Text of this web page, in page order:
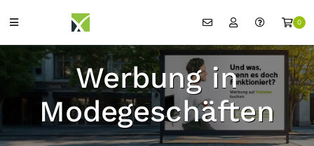
0
Werbung in
Modegeschäften